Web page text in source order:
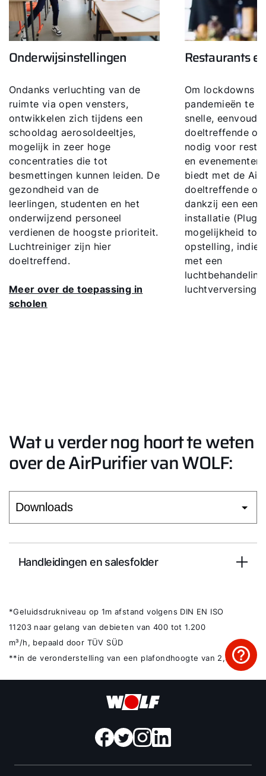
Onderwijsinstellingen
Ondanks verluchting van de
ruimte via open vensters,
ontwikkelen zich tijdens een
schooldag aerosoldeeltjes,
mogelijk in zeer hoge
concentraties die tot
besmettingen kunnen leiden. De
gezondheid van de
leerlingen, studenten en het
onderwijzend personeel
verdienen de hoogste prioriteit.
Luchtreiniger zijn hier
doeltreffend.
Meer over de toepassing in
scholen
Restaurants
Om lockdowns
pandemieën te
snelle,
doeltreffende
nodig voor
en
biedt met de
doeltreffende
dankzij een
installatie
mogelijkheid tot
opstelling,
met een
luchtverversing.
Wat u verder nog hoort te weten
over de AirPurifier van WOLF:
Handleidingen en salesfolder
*Geluidsdrukniveau op 1m afstand volgens DIN EN ISO
11203 naar gelang van debieten van 400 tot 1.200
m³/h, bepaald door TÜV SÜD
**in de veronderstelling van een plafondhoogte van 2,5m